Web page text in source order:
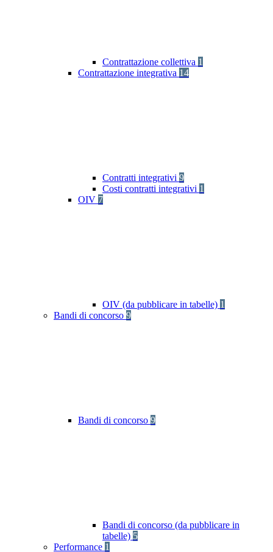
Contrattazione collettiva 1
Contrattazione integrativa 14
Contratti integrativi 9
Costi contratti integrativi 1
OIV 7
OIV (da pubblicare in tabelle) 1
Bandi di concorso 9
Bandi di concorso 9
Bandi di concorso (da pubblicare in
tabelle) 5
Performance 1